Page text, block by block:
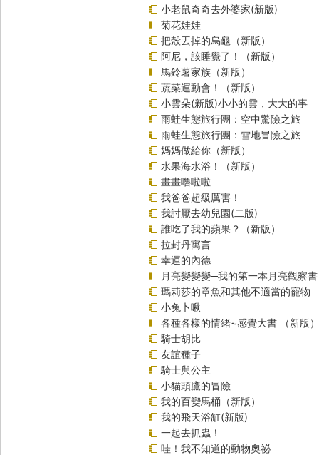
小老鼠奇奇去外婆家(新版)
菊花娃娃
把殼丟掉的烏龜（新版）
阿尼，該睡覺了！（新版）
馬鈴薯家族（新版）
蔬菜運動會！（新版）
小雲朵(新版)小小的雲，大大的事
雨蛙生態旅行團：空中驚險之旅
雨蛙生態旅行團：雪地冒險之旅
媽媽做給你（新版）
水果海水浴！（新版）
畫畫嚕啦啦
我爸爸超級厲害！
我討厭去幼兒園(二版)
誰吃了我的蘋果？（新版）
拉封丹寓言
幸運的內德
月亮變變變─我的第一本月亮觀察書
瑪莉莎的章魚和其他不適當的寵物
小兔卜啾
各種各樣的情緒~感覺大書 （新版）
騎士胡比
友誼種子
騎士與公主
小貓頭鷹的冒險
我的百變馬桶（新版）
我的飛天浴缸(新版)
一起去抓蟲！
哇！我不知道的動物奧祕